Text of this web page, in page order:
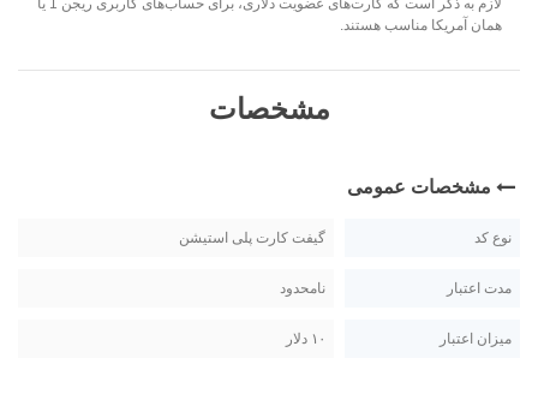
همان آمریکا مناسب هستند.
مشخصات
مشخصات عمومی
نوع کد گیفت کارت پلی استیشن
مدت اعتبار نامحدود
میزان اعتبار ۱۰ دلار